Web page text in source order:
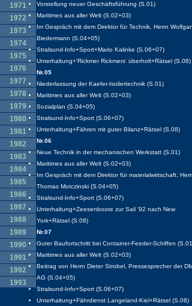
1971
1972
1973
1974
1975
1976
1977
1978
1979
1980
1981
1982
1983
1984
1985
1986
1987
1988
1989
1990
1991
1992
1993
Vorstellung neuer Geschäftsführung (S.01)
Maritimes aus aller Welt (S.02+03)
Im Gespräch mit dem Direktor für Technik, Herrn
Biedermann (S.04+05)
Stralsund-Info+Sport+Mario Kalinke (S.06+07)
Unterhaltung+'Rickmer Rickmers' überholt+Rätsel (S.08)
Nr.05
Niederlassung der Kaefer-Isoliertechnik (S.01)
Maritimes aus aller Welt (S.02+03)
Sozialplan (S.04+05)
Stralsund-Info+Sport (S.06+07)
Unterhaltung+Fähren mit guter Bilanz+Rätsel (S.08)
Nr.06
Neue Technik in der mechanischen Werkstatt (S.01)
Maritimes aus aller Welt (S.02+03)
Im Gespräch mit dem Direktor für materialwirtschaft, Herrn
Thomas Motczinski (S.04+05)
Stralsund-Info+Sport (S.06+07)
Unterhaltung+Zeesenboote zur Sail '92 nach New
York+Rätsel (S.08)
Nr.07
Guter Baufortschritt bei Container-Feeder-Schiffen (S.01)
Maritimes aus aller Welt (S.02+03)
Beitrag von Herrn Dieter Strobel, Pressesprecher der
AG (S.04+05)
Stralsund-Info+Sport (S.06+07)
Unterhaltung+Fährdienst Langeland-Kiel+Rätsel (S.08)